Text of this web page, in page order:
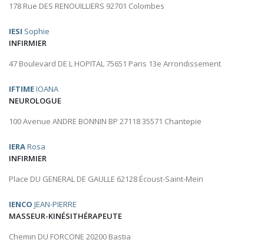
178 Rue DES RENOUILLIERS 92701 Colombes
IESI Sophie
INFIRMIER
47 Boulevard DE L HOPITAL 75651 Paris 13e Arrondissement
IFTIMEIOANA
NEUROLOGUE
100 Avenue ANDRE BONNIN BP 27118 35571 Chantepie
IERARosa
INFIRMIER
Place DU GENERAL DE GAULLE 62128 Écoust-Saint-Mein
IENCO JEAN-PIERRE
MASSEUR-KINÉSITHÉRAPEUTE
Chemin DU FORCONE 20200 Bastia